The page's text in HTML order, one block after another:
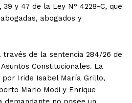
39 y 47 de la Ley N° 4228-C, que
abogados y
través de la sentencia 284/26 de
Constitucionales. La
Iride Isabel María Grillo,
Mario Modi y Enrique